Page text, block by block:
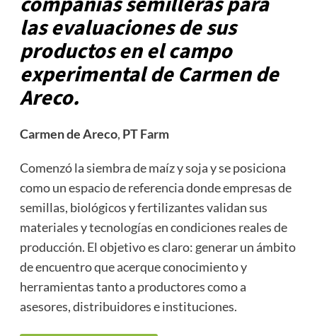
las evaluaciones de sus
productos en el campo
experimental de Carmen de
Areco.
Carmen de Areco, PT Farm
Comenzó la siembra de maíz y soja y se posiciona
como un espacio de referencia donde empresas de
semillas, biológicos y fertilizantes validan sus
materiales y tecnologías en condiciones reales de
producción. El objetivo es claro: generar un ámbito
de encuentro que acerque conocimiento y
herramientas tanto a productores como a
asesores, distribuidores e instituciones.